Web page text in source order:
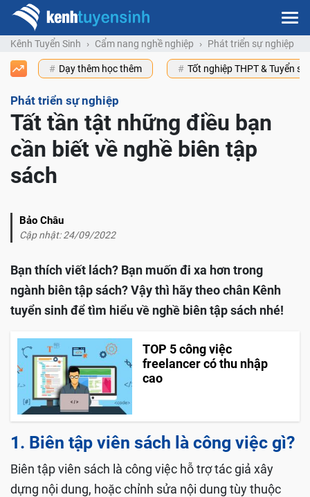
Kênh Tuyển Sinh Cẩm nang nghề nghiệp Phát triển sự nghiệp
Dạy thêm học thêm Tốt nghiệp THPT & Tuyển
Phát triển sự nghiệp
Tất tần tật những điều bạn
cần biết về nghề biên tập
sách
Bảo Châu
Cập nhật: 24/09/2022
Bạn thích viết lách? Bạn muốn đi xa hơn trong
ngành biên tập sách? Vậy thì hãy theo chân Kênh
tuyển sinh để tìm hiểu về nghề biên tập sách nhé!
TOP 5 công việc
freelancer có thu nhập
cao
1. Biên tập viên sách là công việc gì?
Biên tập viên sách là công việc hỗ trợ tác giả xây
dựng nội dung, hoặc chỉnh sửa nội dung tùy thuộc